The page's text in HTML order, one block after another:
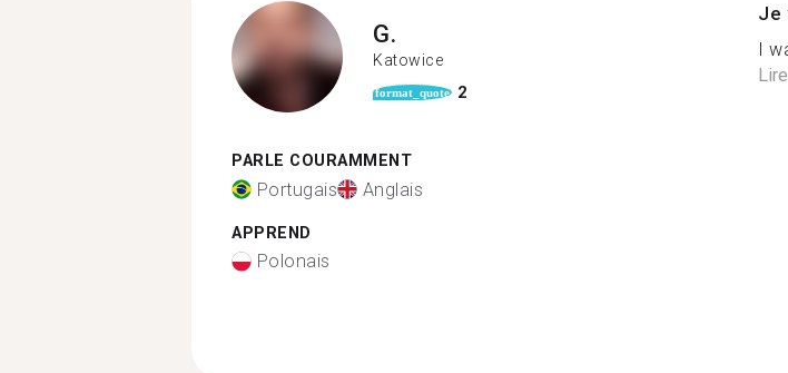
G.
Katowice
format_quote 2
PARLE COURAMMENT
Portugais Anglais
APPREND
Polonais
Je
I